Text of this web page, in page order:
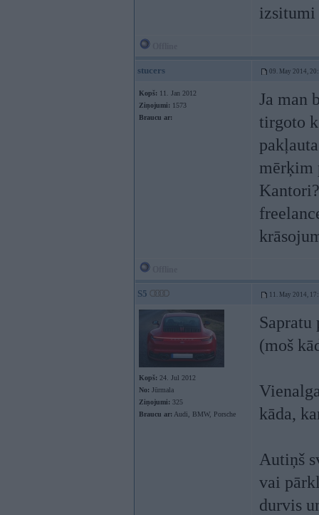
stucers 09. May 2014,
Kopš: 11. Jan 2012
Ziņojumi: 1573
Braucu ar:
Ja man
tirgoto
mērķim
S5 11. May 2014,
Kopš: 24. Jul 2012
No: Jūrmala
Ziņojumi: 325
Braucu ar: Audi, BMW, Porsche
(moš
kāda,
Autiņš
vai
durvis